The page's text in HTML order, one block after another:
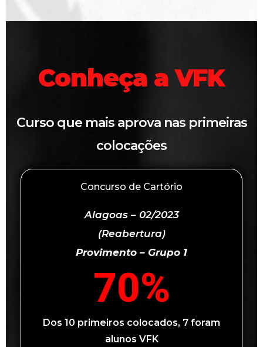
Conheça a VFK
Curso que mais aprova nas primeiras
colocações
Concurso de Cartório
Alagoas – 02/2023
(Reabertura)
Provimento – Grupo 1
70%
Dos 10 primeiros colocados, 7 foram
alunos VFK